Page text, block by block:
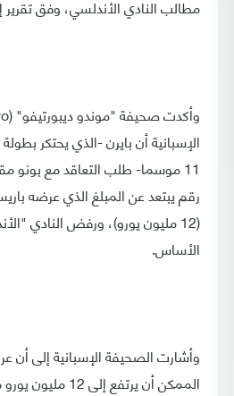
مطالب النادي الأندلسي، وفق تقرير
الإسبانية أن بايرن -الذي يحتكر
رقم يبتعد عن المبلغ الذي عرضه
(12 مليون يورو)، ورفض النادي
الأساس.
وأشارت الصحيفة الإسبانية إلى أن
الممكن أن يرتفع إلى 12 مليون يورو مع المكافآت والحوافز.